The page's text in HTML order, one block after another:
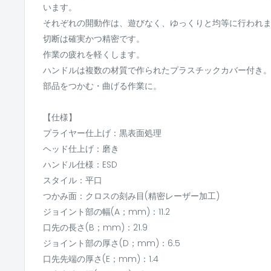
います。
それぞれの開動作は、遊びなく、ゆっくりと均等に行われま
切断は確実かつ精密です。
作業の疲れを軽くします。
ハンドルは複数の材質で作られたプラスチックカバー付き。
部品をつかむ・曲げる作業に。
【仕様】
プライヤー仕上げ：黒表面処理
ヘッド仕上げ：磨き
ハンドル仕様：ESD
スタイル：平口
つかみ面：クロスの刻み目(精密レーザー加工)
ジョイント部の幅(A；mm)：11.2
口先の長さ(B；mm)：21.9
ジョイント部の厚さ(D；mm)：6.5
口先先端の厚さ(E；mm)：1.4